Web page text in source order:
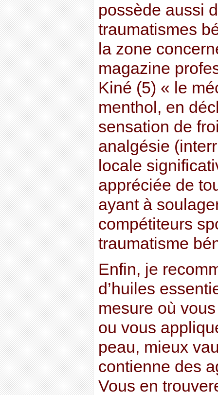
possède aussi
traumatismes
la zone
magazine
Kiné (5) « le
menthol, en
sensation de
analgésie
locale
appréciée de
ayant à
compétiteurs
traumatisme
Enfin, je
d’huiles
mesure où
ou vous
peau, mieux
contienne des
Vous en